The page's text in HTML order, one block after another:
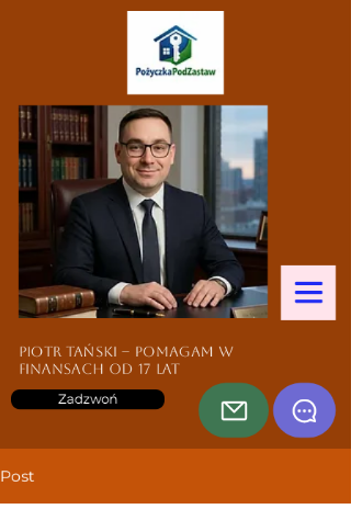
Zadzwoń
Piotr Tański – pomagam w
finansach od 17 lat
Post